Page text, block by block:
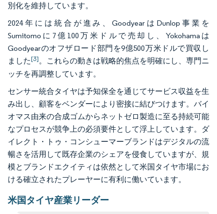
別化を維持しています。
2024年には統合が進み、GoodyearはDunlop事業を
Sumitomoに7億100万米ドルで売却し、Yokohamaは
Goodyearのオフザロード部門を9億500万米ドルで買収し
ました[3]。これらの動きは戦略的焦点を明確にし、専門ニ
ッチを再調整しています。
センサー統合タイヤは予知保全を通じてサービス収益を生
み出し、顧客をベンダーにより密接に結びつけます。バイ
オマス由来の合成ゴムからネットゼロ製造に至る持続可能
なプロセスが競争上の必須要件として浮上しています。ダ
イレクト・トゥ・コンシューマーブランドはデジタルの流
暢さを活用して既存企業のシェアを侵食していますが、規
模とブランドエクイティは依然として米国タイヤ市場にお
ける確立されたプレーヤーに有利に働いています。
米国タイヤ産業リーダー